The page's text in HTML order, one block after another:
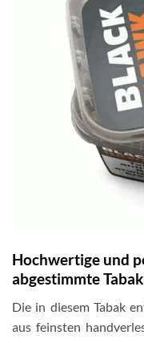
Hochwertige und
abgestimmte
Die in diesem Tabak
aus feinsten